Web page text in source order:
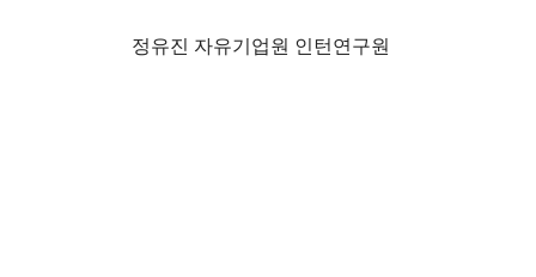
정유진 자유기업원 인턴연구원